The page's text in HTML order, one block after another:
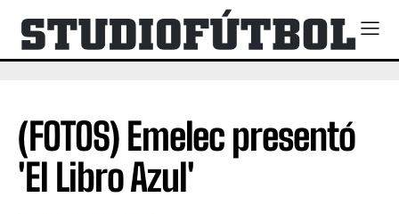
(FOTOS) Emelec presentó
'El Libro Azul'